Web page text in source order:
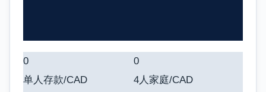
0
单人存款/CAD
0
4人家庭/CAD